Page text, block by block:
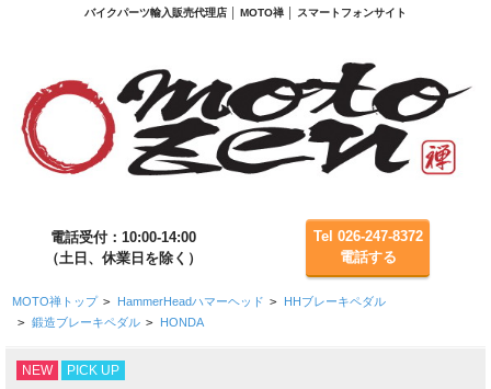
バイクパーツ輸入販売代理店 │ MOTO禅 │ スマートフォンサイト
電話受付：10:00-14:00
（土日、休業日を除く）
Tel 026-247-8372
電話する
MOTO禅トップ > HammerHeadハマーヘッド > HHブレーキペダル
> 鍛造ブレーキペダル > HONDA
NEW PICK UP